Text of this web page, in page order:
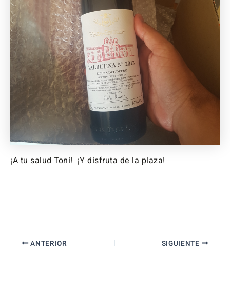
¡A tu salud Toni! ¡Y disfruta de la plaza!
ANTERIOR SIGUIENTE